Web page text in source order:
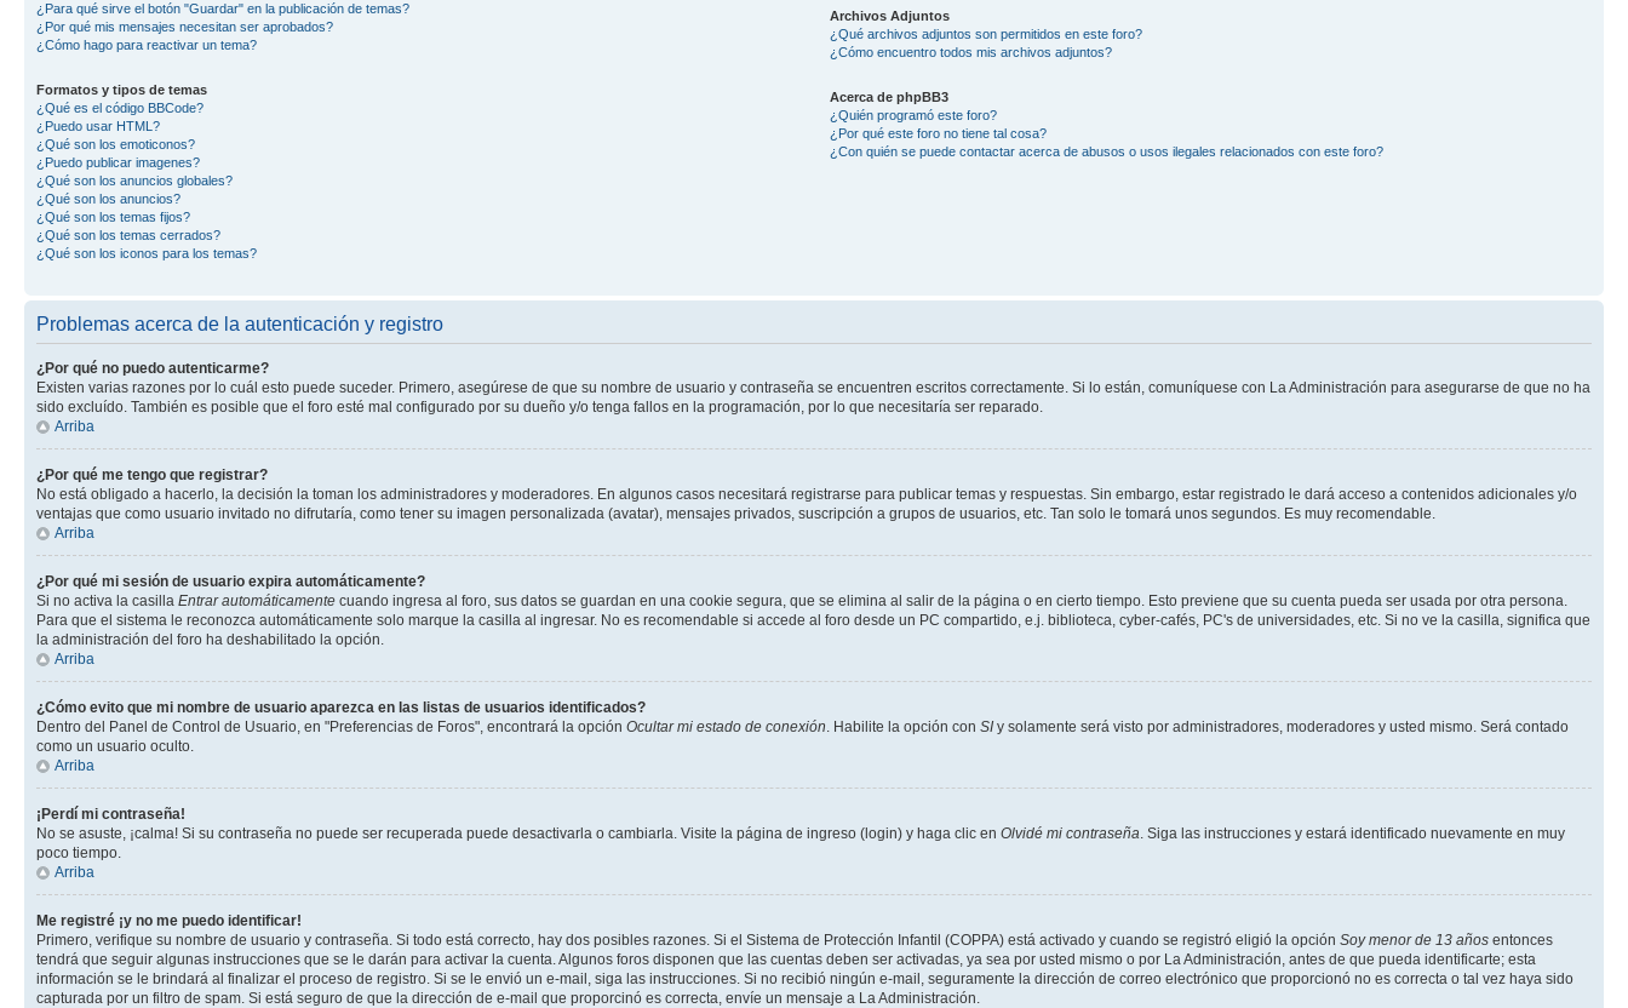
¿Para qué sirve el botón "Guardar" en la publicación de temas?
¿Por qué mis mensajes necesitan ser aprobados?
¿Cómo hago para reactivar un tema?
Formatos y tipos de temas
¿Qué es el código BBCode?
¿Puedo usar HTML?
¿Qué son los emoticonos?
¿Puedo publicar imagenes?
¿Qué son los anuncios globales?
¿Qué son los anuncios?
¿Qué son los temas fijos?
¿Qué son los temas cerrados?
¿Qué son los iconos para los temas?
Archivos Adjuntos
¿Qué archivos adjuntos son permitidos en este foro?
¿Cómo encuentro todos mis archivos adjuntos?
Acerca de phpBB3
¿Quién programó este foro?
¿Por qué este foro no tiene tal cosa?
¿Con quién se puede contactar acerca de abusos o usos ilegales relacionados con este foro?
Problemas acerca de la autenticación y registro
¿Por qué no puedo autenticarme?
Existen varias razones por lo cuál esto puede suceder. Primero, asegúrese de que su nombre de usuario y contraseña se encuentren escritos correctamente. Si lo están, comuníquese con La Administración para asegurarse de que no ha
sido excluído. También es posible que el foro esté mal configurado por su dueño y/o tenga fallos en la programación, por lo que necesitaría ser reparado.
Arriba
¿Por qué me tengo que registrar?
No está obligado a hacerlo, la decisión la toman los administradores y moderadores. En algunos casos necesitará registrarse para publicar temas y respuestas. Sin embargo, estar registrado le dará acceso a contenidos adicionales y/o
ventajas que como usuario invitado no difrutaría, como tener su imagen personalizada (avatar), mensajes privados, suscripción a grupos de usuarios, etc. Tan solo le tomará unos segundos. Es muy recomendable.
Arriba
¿Por qué mi sesión de usuario expira automáticamente?
Si no activa la casilla Entrar automáticamente cuando ingresa al foro, sus datos se guardan en una cookie segura, que se elimina al salir de la página o en cierto tiempo. Esto previene que su cuenta pueda ser usada por otra persona.
Para que el sistema le reconozca automáticamente solo marque la casilla al ingresar. No es recomendable si accede al foro desde un PC compartido, e.j. biblioteca, cyber-cafés, PC's de universidades, etc. Si no ve la casilla, significa que
la administración del foro ha deshabilitado la opción.
Arriba
¿Cómo evito que mi nombre de usuario aparezca en las listas de usuarios identificados?
Dentro del Panel de Control de Usuario, en "Preferencias de Foros", encontrará la opción Ocultar mi estado de conexión. Habilite la opción con SI y solamente será visto por administradores, moderadores y usted mismo. Será contado
como un usuario oculto.
Arriba
¡Perdí mi contraseña!
No se asuste, ¡calma! Si su contraseña no puede ser recuperada puede desactivarla o cambiarla. Visite la página de ingreso (login) y haga clic en Olvidé mi contraseña. Siga las instrucciones y estará identificado nuevamente en muy
poco tiempo.
Arriba
Me registré ¡y no me puedo identificar!
Primero, verifique su nombre de usuario y contraseña. Si todo está correcto, hay dos posibles razones. Si el Sistema de Protección Infantil (COPPA) está activado y cuando se registró eligió la opción Soy menor de 13 años entonces
tendrá que seguir algunas instrucciones que se le darán para activar la cuenta. Algunos foros disponen que las cuentas deben ser activadas, ya sea por usted mismo o por La Administración, antes de que pueda identificarte; esta
información se le brindará al finalizar el proceso de registro. Si se le envió un e-mail, siga las instrucciones. Si no recibió ningún e-mail, seguramente la dirección de correo electrónico que proporcionó no es correcta o tal vez haya sido
capturada por un filtro de spam. Si está seguro de que la dirección de e-mail que proporcinó es correcta, envíe un mensaje a La Administración.